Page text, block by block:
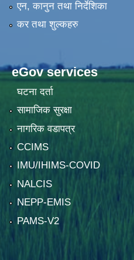
एन, कानुन तथा निर्देशिका
कर तथा शुल्कहरु
eGov services
घटना दर्ता
सामाजिक सुरक्षा
नागरिक वडापत्र
CCIMS
IMU/IHIMS-COVID
NALCIS
NEPP-EMIS
PAMS-V2